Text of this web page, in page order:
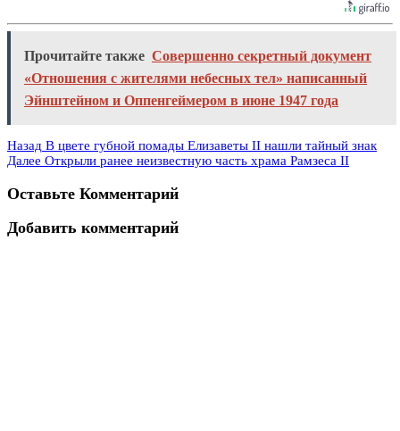
Прочитайте также Совершенно секретный документ
«Отношения с жителями небесных тел» написанный
Эйнштейном и Оппенгеймером в июне 1947 года
Назад В цвете губной помады Елизаветы II нашли тайный знак
Далее Открыли ранее неизвестную часть храма Рамзеса II
Оставьте Комментарий
Добавить комментарий